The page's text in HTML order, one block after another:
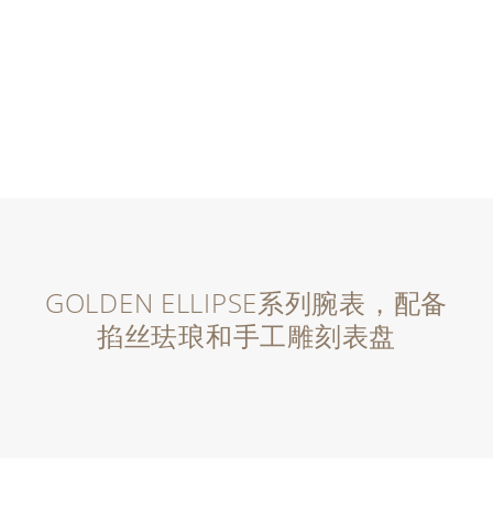
GOLDEN ELLIPSE系列腕表，配备
掐丝珐琅和手工雕刻表盘